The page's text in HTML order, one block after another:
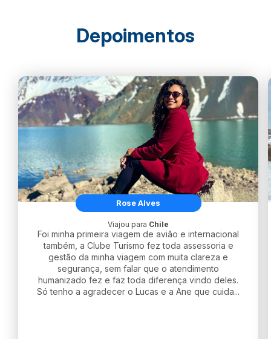
Depoimentos
Rose Alves
Viajou para Chile
Foi minha primeira viagem de avião e internacional
também, a Clube Turismo fez toda assessoria e
gestão da minha viagem com muita clareza e
segurança, sem falar que o atendimento
humanizado fez e faz toda diferença vindo deles.
Só tenho a agradecer o Lucas e a Ane que cuida...